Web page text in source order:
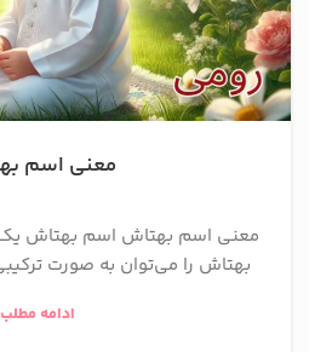
معنی اسم
معنی اسم بهتاش اسم بهتاش یک
بهتاش را می‌توان به صورت
ادامه مطلب